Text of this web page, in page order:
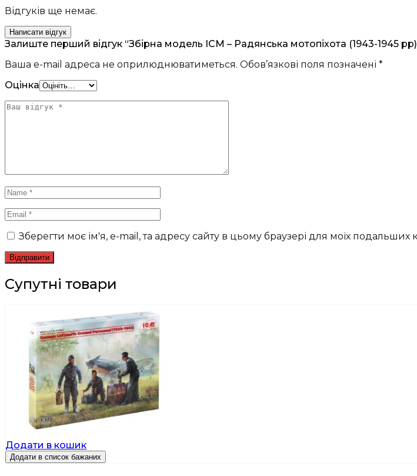
Відгуків ще немає.
Написати відгук
Залиште перший відгук “Збірна модель ICM – Радянська мотопіхота (1943-1945 рр),
Ваша e-mail адреса не оприлюднюватиметься. Обов’язкові поля позначені *
Оцінка
Зберегти моє ім'я, e-mail, та адресу сайту в цьому браузері для моїх подальших
Супутні товари
Додати в кошик
Додати в список бажаних